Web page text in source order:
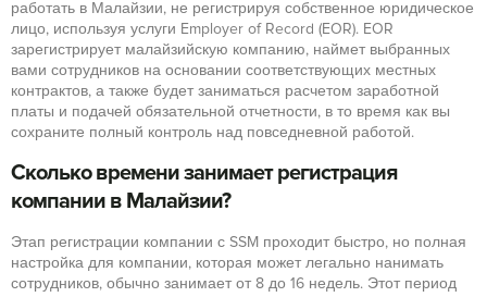
работать в Малайзии, не регистрируя собственное юридическое
лицо, используя услуги Employer of Record (EOR). EOR
зарегистрирует малайзийскую компанию, наймет выбранных
вами сотрудников на основании соответствующих местных
контрактов, а также будет заниматься расчетом заработной
платы и подачей обязательной отчетности, в то время как вы
сохраните полный контроль над повседневной работой.
Сколько времени занимает регистрация
компании в Малайзии?
Этап регистрации компании с SSM проходит быстро, но полная
настройка для компании, которая может легально нанимать
сотрудников, обычно занимает от 8 до 16 недель. Этот период